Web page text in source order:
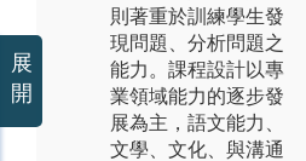
則著重於訓練學生發
現問題、分析問題之
能力。課程設計以專
業領域能力的逐步發
展為主，語文能力、
文學、文化、與溝通
展
開